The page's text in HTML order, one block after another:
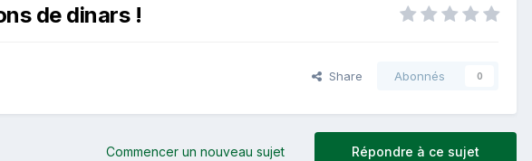
de dinars !
Share Abonnés 0
Répondre à ce sujet
Commencer un nouveau sujet